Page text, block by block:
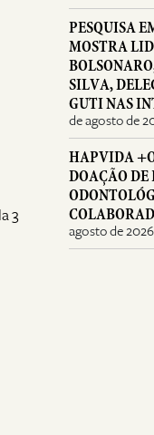
3
PESQUISA
MOSTRA
SILVA,
GUTI NAS
de agosto de
HAPVIDA
DOAÇÃO DE
agosto de 2026